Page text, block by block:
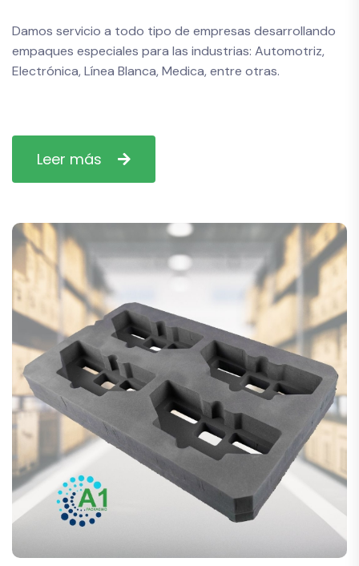
Damos servicio a todo tipo de empresas desarrollando
empaques especiales para las industrias: Automotriz,
Electrónica, Línea Blanca, Medica, entre otras.
Leer más